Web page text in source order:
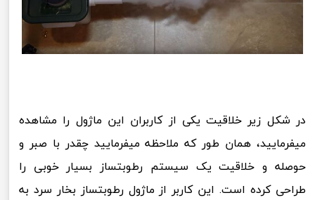
در شکل زیر خلاقیت یکی از کاربران این ماژول را مشاهده
میفرمایید، همان طور که ملاحظه میفرمایید چقدر با صبر و
حوصله و خلاقیت یک سیستم رطوبتساز بسیار خوبی را
طراحی کرده است. این کاربر از ماژول رطوبتساز بخار سرد به